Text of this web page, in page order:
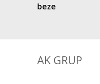
beze
AK GRUP